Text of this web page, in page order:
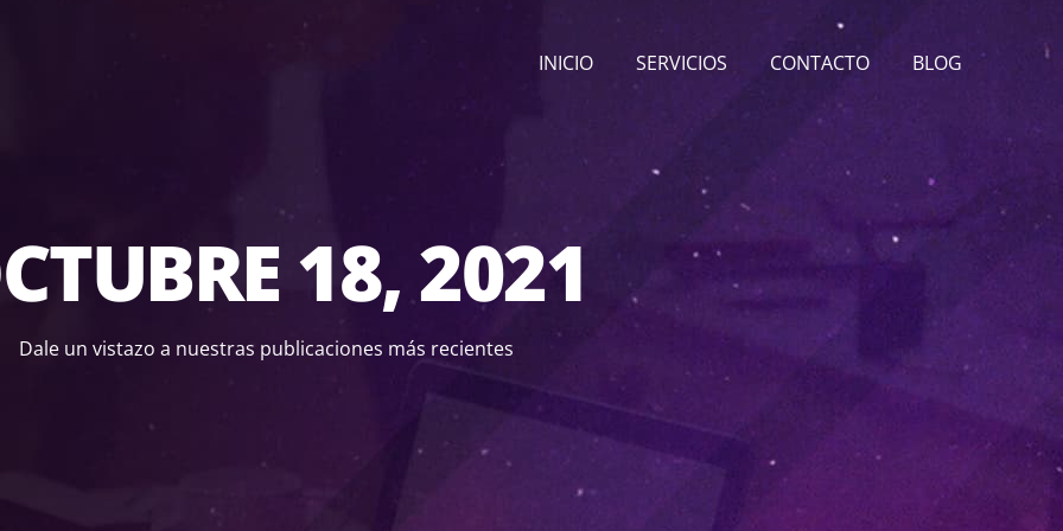
INICIO SERVICIOS CONTACTO BLOG
18, 2021
Dale un vistazo a nuestras publicaciones más recientes